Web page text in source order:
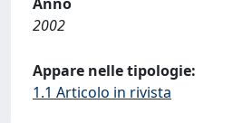
2002
Appare nelle tipologie:
1.1 Articolo in rivista